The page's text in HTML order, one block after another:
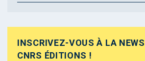
INSCRIVEZ-VOUS À LA
CNRS ÉDITIONS !